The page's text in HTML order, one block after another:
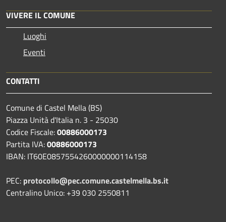
VIVERE IL COMUNE
Luoghi
Eventi
CONTATTI
Comune di Castel Mella (BS)
Piazza Unità d'Italia n. 3 - 25030
Codice Fiscale:00886000173
Partita IVA:00886000173
IBAN: IT60E0857554260000000114158
PEC: protocollo@pec.comune.castelmella.bs.it
Centralino Unico: +39 030 2550811